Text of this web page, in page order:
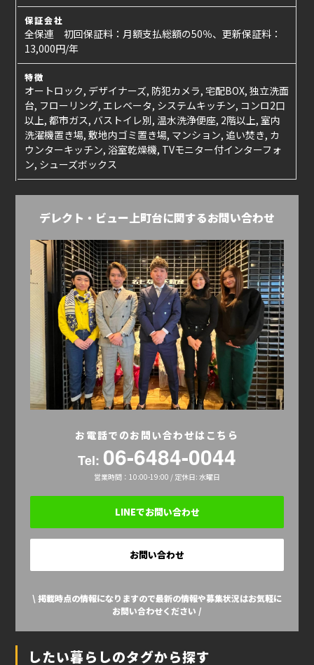
保証会社
全保連 初回保証料：月額支払総額の50％、更新保証料：
13,000円/年
特徴
オートロック, デザイナーズ, 防犯カメラ, 宅配BOX, 独立洗面
台, フローリング, エレベータ, システムキッチン, コンロ2口
以上, 都市ガス, バストイレ別, 温水洗浄便座, 2階以上, 室内
洗濯機置き場, 敷地内ゴミ置き場, マンション, 追い焚き, カ
ウンターキッチン, 浴室乾燥機, TVモニター付インターフォ
ン, シューズボックス
デレクト・ビュー上町台に関するお問い合わせ
お電話でのお問い合わせはこちら
Tel: 06-6484-0044
営業時間：10:00-19:00 / 定休日: 水曜日
LINEでお問い合わせ
お問い合わせ
\ 掲載時点の情報になりますので最新の情報や募集状況はお気軽に
お問い合わせください /
したい暮らしのタグから探す